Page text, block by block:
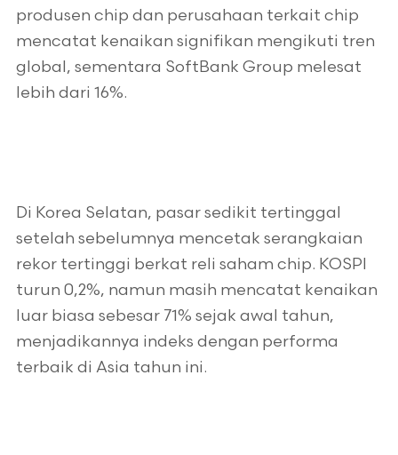
produsen chip dan perusahaan terkait chip
mencatat kenaikan signifikan mengikuti tren
global, sementara SoftBank Group melesat
lebih dari 16%.
Di Korea Selatan, pasar sedikit tertinggal
setelah sebelumnya mencetak serangkaian
rekor tertinggi berkat reli saham chip. KOSPI
turun 0,2%, namun masih mencatat kenaikan
luar biasa sebesar 71% sejak awal tahun,
menjadikannya indeks dengan performa
terbaik di Asia tahun ini.